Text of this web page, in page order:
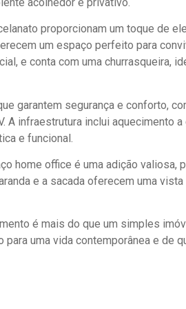
proporcionam um toque de
um espaço perfeito para
e conta com uma churrasqueira,
garantem segurança e conforto,
A infraestrutura inclui aquecimento
e funcional.
home office é uma adição valiosa,
e a sacada oferecem uma
é mais do que um simples
uma vida contemporânea e de